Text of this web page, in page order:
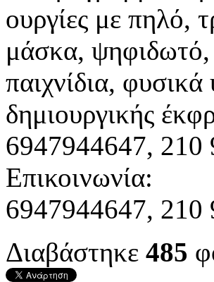
ουργίες με πηλό,
μάσκα, ψηφιδωτό,
παιχνίδια,
δημιουργικής
6947944647, 210
Επικοινωνία:
6947944647, 210
Διαβάστηκε 485